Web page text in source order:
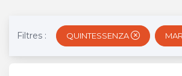
Filtres : QUINTESSENZA